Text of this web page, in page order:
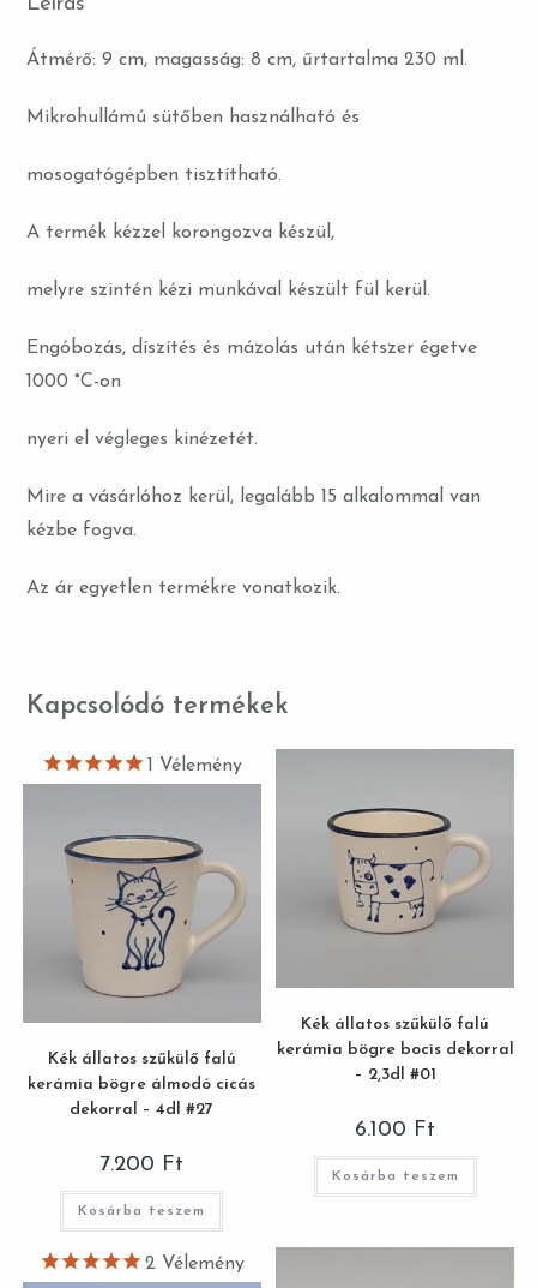
Átmérő: 9 cm, magasság: 8 cm, űrtartalma 230 ml.
Mikrohullámú sütőben használható és
mosogatógépben tisztítható.
A termék kézzel korongozva készül,
melyre szintén kézi munkával készült fül kerül.
Engóbozás, díszítés és mázolás után kétszer égetve
1000 °C-on
nyeri el végleges kinézetét.
Mire a vásárlóhoz kerül, legalább 15 alkalommal van
kézbe fogva.
Az ár egyetlen termékre vonatkozik.
Kapcsolódó termékek
Vélemény
Kék állatos szűkülő falú
kerámia bögre álmodó cicás
dekorral – 4dl #27
7.200 Ft
Kosárba teszem
Kék állatos szűkülő falú
kerámia bögre bocis dekorral
– 2,3dl #01
6.100 Ft
Kosárba teszem
2Vélemény